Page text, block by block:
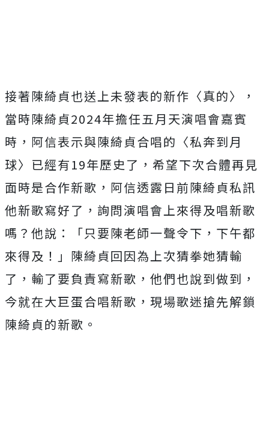
接著陳綺貞也送上未發表的新作〈真的〉，
當時陳綺貞2024年擔任五月天演唱會嘉賓
時，阿信表示與陳綺貞合唱的〈私奔到月
球〉 已經有19年歷史了，希望下次合體再見
面時是合作新歌， 阿信透露日前陳綺貞私訊
他新歌寫好了， 詢問演唱會上來得及唱新歌
嗎？他說：「只要陳老師一聲令下， 下午都
來得及！」陳綺貞回因為上次猜拳她猜輸
了， 輸了要負責寫新歌，他們也說到做到，
今就在大巨蛋合唱新歌， 現場歌迷搶先解鎖
陳綺貞的新歌。